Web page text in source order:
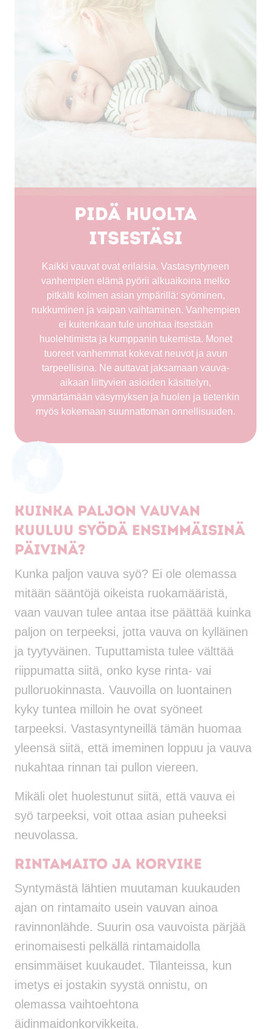
Pidä huolta
itsestäsi
Kaikki vauvat ovat erilaisia. Vastasyntyneen
vanhempien elämä pyörii alkuaikoina melko
pitkälti kolmen asian ympärillä: syöminen,
nukkuminen ja vaipan vaihtaminen. Vanhempien
ei kuitenkaan tule unohtaa itsestään
huolehtimista ja kumppanin tukemista. Monet
tuoreet vanhemmat kokevat neuvot ja avun
tarpeellisina. Ne auttavat jaksamaan vauva-
aikaan liittyvien asioiden käsittelyn,
ymmärtämään väsymyksen ja huolen ja tietenkin
myös kokemaan suunnattoman onnellisuuden.
Kuinka paljon vauvan
kuuluu syödä ensimmäisinä
päivinä?
Kunka paljon vauva syö? Ei ole olemassa
mitään sääntöjä oikeista ruokamääristä,
vaan vauvan tulee antaa itse päättää kuinka
paljon on terpeeksi, jotta vauva on kylläinen
ja tyytyväinen. Tuputtamista tulee välttää
riippumatta siitä, onko kyse rinta- vai
pulloruokinnasta. Vauvoilla on luontainen
kyky tuntea milloin he ovat syöneet
tarpeeksi. Vastasyntyneillä tämän huomaa
yleensä siitä, että imeminen loppuu ja vauva
nukahtaa rinnan tai pullon viereen.
Mikäli olet huolestunut siitä, että vauva ei
syö tarpeeksi, voit ottaa asian puheeksi
neuvolassa.
Rintamaito ja korvike
Syntymästä lähtien muutaman kuukauden
ajan on rintamaito usein vauvan ainoa
ravinnonlähde. Suurin osa vauvoista pärjää
erinomaisesti pelkällä rintamaidolla
ensimmäiset kuukaudet. Tilanteissa, kun
imetys ei jostakin syystä onnistu, on
olemassa vaihtoehtona
äidinmaidonkorvikkeita.